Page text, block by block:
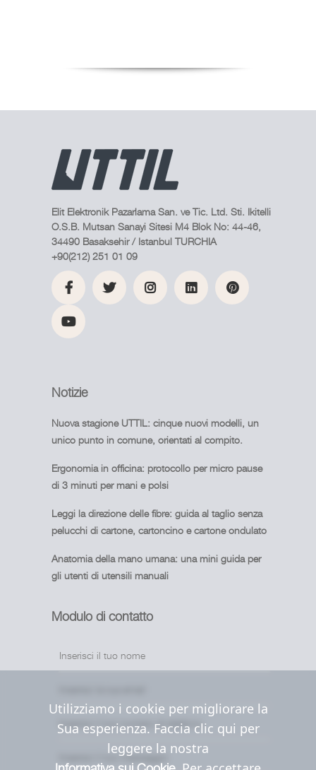
Elit Elektronik Pazarlama San. ve Tic. Ltd. Sti. Ikitelli
O.S.B. Mutsan Sanayi Sitesi M4 Blok No: 44-46,
34490 Basaksehir / Istanbul TURCHIA
+90(212) 251 01 09
Notizie
Nuova stagione UTTIL: cinque nuovi modelli, un
unico punto in comune, orientati al compito.
Ergonomia in officina: protocollo per micro pause
di 3 minuti per mani e polsi
Leggi la direzione delle fibre: guida al taglio senza
pelucchi di cartone, cartoncino e cartone ondulato
Anatomia della mano umana: una mini guida per
gli utenti di utensili manuali
Modulo di contatto
Utilizziamo i cookie per migliorare la
Sua esperienza. Faccia clic qui per
leggere la nostra